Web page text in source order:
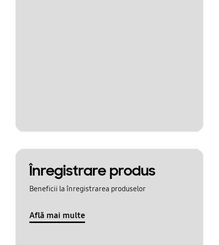
Înregistrare produs
Beneficii la înregistrarea produselor
Află mai multe